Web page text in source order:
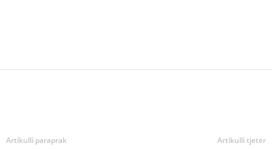
Artikulli paraprak Artikulli tjetër